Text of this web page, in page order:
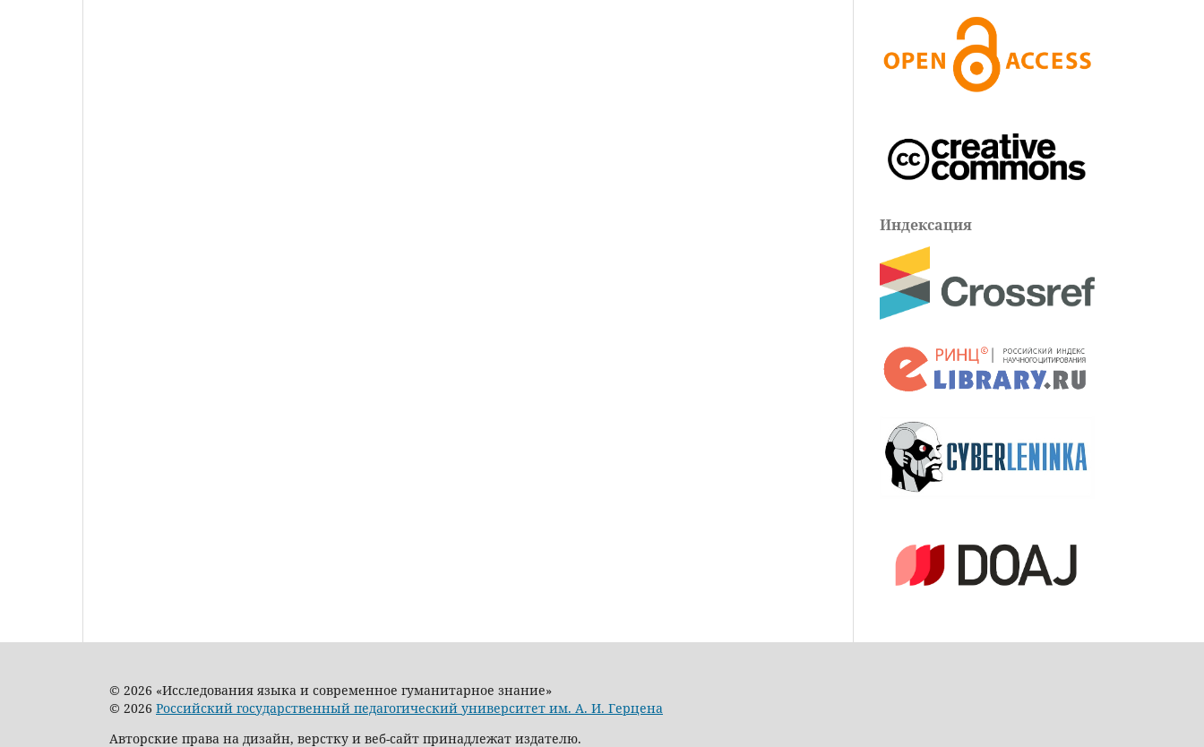
Индексация
© 2026 «Исследования языка и современное гуманитарное знание»
© 2026 Российский государственный педагогический университет им. А. И. Герцена
Авторские права на дизайн, верстку и веб-сайт принадлежат издателю.